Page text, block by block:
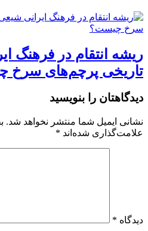
ریشه انتقام در فرهنگ
تاریخی پرچم‌های سرخ
دیدگاهتان را بنویسید
نشانی ایمیل شما منتشر نخواهد شد.
علامت‌گذاری شده‌اند *
دیدگاه *